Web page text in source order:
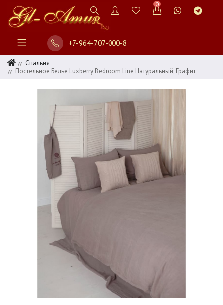
0
+7-964-707-000-8
Спальня
Постельное Белье Luxberry Bedroom Line Натуральный, Графит